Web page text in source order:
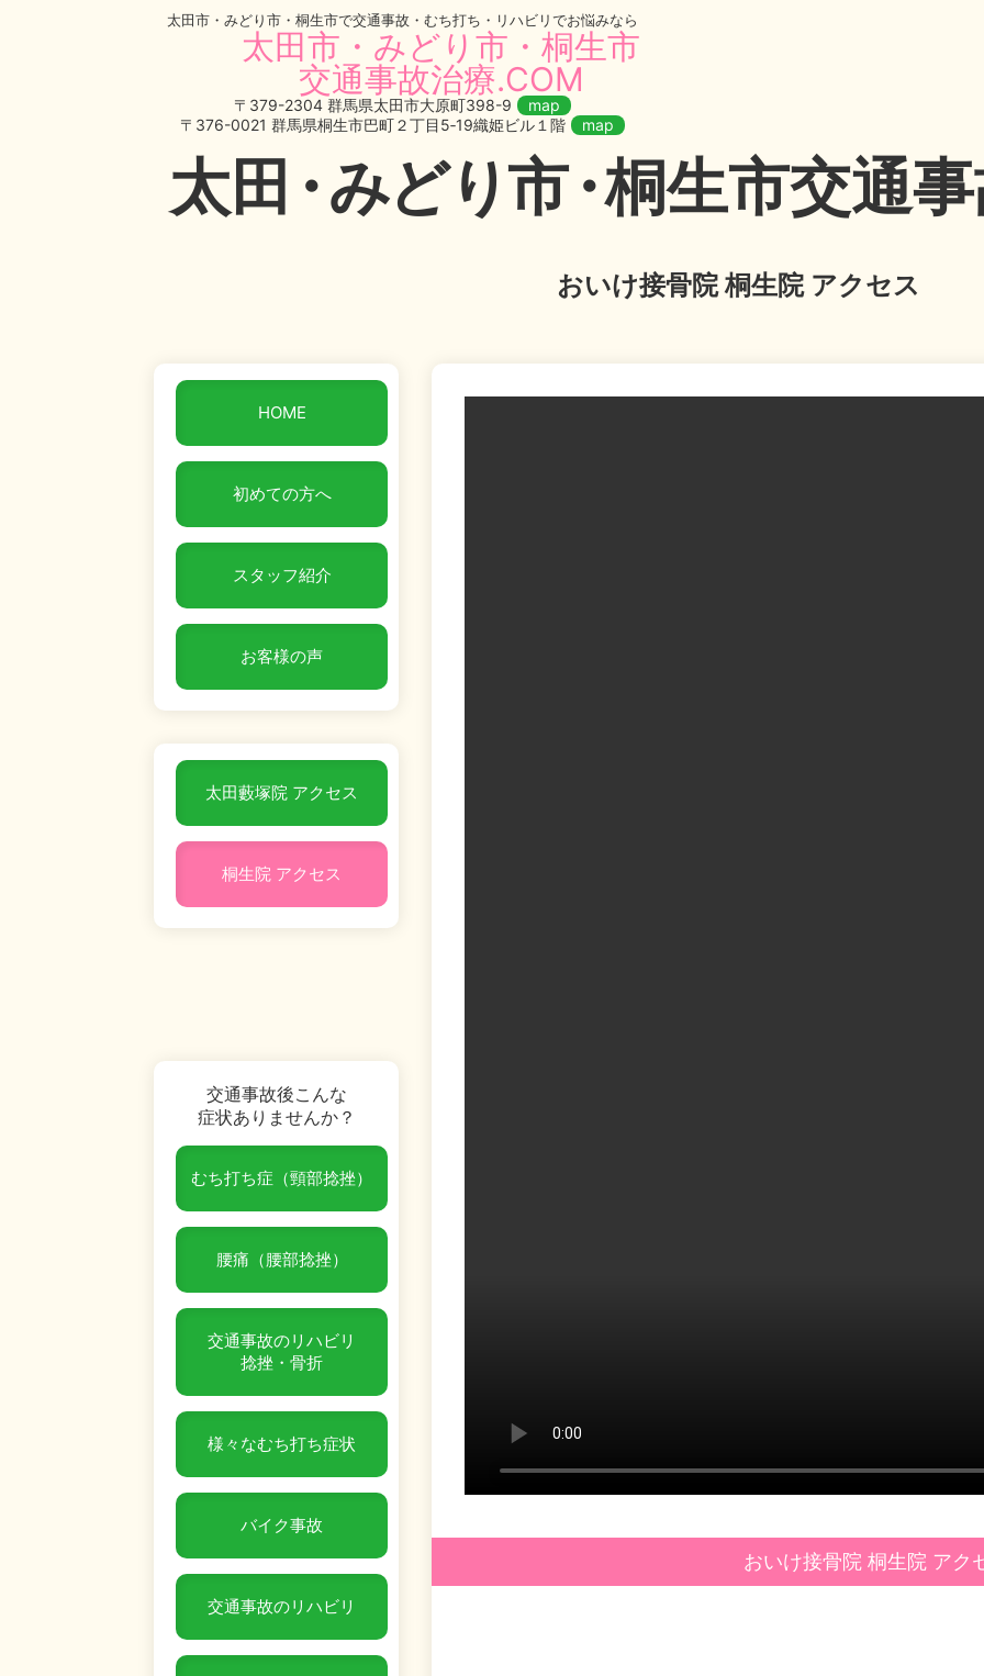
太田市・みどり市・桐生市で交通事故・むち打ち・リハビリでお悩みなら
太田市・みどり市・桐生市
交通事故治療.COM
〒379-2304 群馬県太田市大原町398-9
map
〒376-0021 群馬県桐生市巴町２丁目5‐19織姫ビル１階
map
太田・みどり市・桐生市交通
おいけ接骨院 桐生院 アクセス
HOME
初めての方へ
スタッフ紹介
お客様の声
太田藪塚院 アクセス
桐生院 アクセス
交通事故後こんな
症状ありませんか？
むち打ち症（頸部捻挫）
腰痛（腰部捻挫）
交通事故のリハビリ
捻挫・骨折
様々なむち打ち症状
バイク事故
交通事故のリハビリ
おいけ接骨院 桐生院 アク